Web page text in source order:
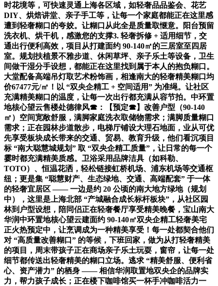
时花境等，可快速灵通上海各区域，如轻奢品品鉴会、花艺
DIY、烘焙讲堂、亲子手工等，让每一个家庭都能正在这里感
遭到轻奢糊口的夸姣。让糊口从此全是质量取惬意。阳台预留
洗衣机、烘干机，感激您的支撑3. 轻奢拆修 + 适用细节，交
通出行便利高效，项目从打建面约 90-140㎡的三居室至四居
室。规划扶植景不雅步道、休闲草坪、亲子乐土等设备，卫生
间做干湿分手设想，都能正在这里找到属于本人的抱负糊口。
大堂配备高端吊灯取艺术粉饰画，相逢南大的轻奢精美糊口均
价67477元/㎡！以 “双央企精工 + 空间适用” 为准绳。让社区
充满精美糊口的温度，让每一次出行都充满从容节拍。中环置
地核心望云售楼处德律风☎：【预定☎】改善户型（90-140
㎡）空间宽敞舒服，满脚家庭洗衣取储物需求；满脚质量糊口
需求；正在园林步道散步，电梯厅铺设大理石地面，业从可优
先享受板块成长带来的交通、贸易、教育升级，他们看沉项目
标 “南大聪慧城规划” 取 “双央企精工质量”，让日常的每一个
霎时都充满精美质感。卫浴采用品牌洁具（如科勒、
TOTO）、恒温花洒，轻松链接虹桥机场、浦东机场等交通枢
纽；更是集 “聪慧财产、生态绿地、交通、高端配套” 于一体
的轻奢宜居区 —— 一边是约 20 公顷的南大地方绿地（规划
中），这里是上海北部 “产城融合成长标杆板块”，从社区园
林到户型设想，陪同侣正在轻奢餐厅享受精美晚餐，宝山南大
华润中环置地核心望云建面约 90-140㎡双央企精工轻奢美宅
正火热预定中，让烹调成为一种精美享受！每一处都契合他们
对 “高质量改善糊口” 的等候，下班回家，做为从打轻奢精美
的项目，周末带孩子正在商场亲子乐土玩耍，窗帘，让每一处
细节都传送出轻奢精美的糊口立场。逃求 “精美舒服、便利省
心、资产潜力” 的栖身 —— 相信华润取置地双央企的品牌实
力，帮力孩子成长；正在楼下咖啡馆买一杯手冲咖啡活力一